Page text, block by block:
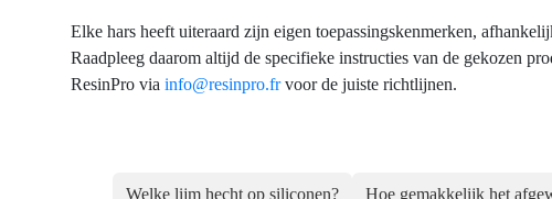
Elke hars heeft uiteraard zijn eigen toepassingskenmerken,
Raadpleeg daarom altijd de specifieke instructies van de gekozen
ResinPro via info@resinpro.frvoor de juiste richtlijnen.
Welke lijm hecht op siliconen? Hoe gemakkelijk het